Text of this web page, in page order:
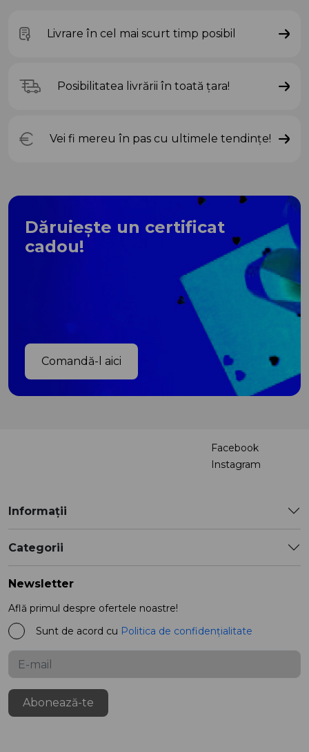
Livrare în cel mai scurt timp posibil
Posibilitatea livrării în toată țara!
Vei fi mereu în pas cu ultimele tendințe!
Dăruiește un certificat
cadou!
Comandă-l aici
Facebook
Instagram
Informații
Categorii
Newsletter
Află primul despre ofertele noastre!
Sunt de acord cu Politica de confidențialitate
Abonează-te